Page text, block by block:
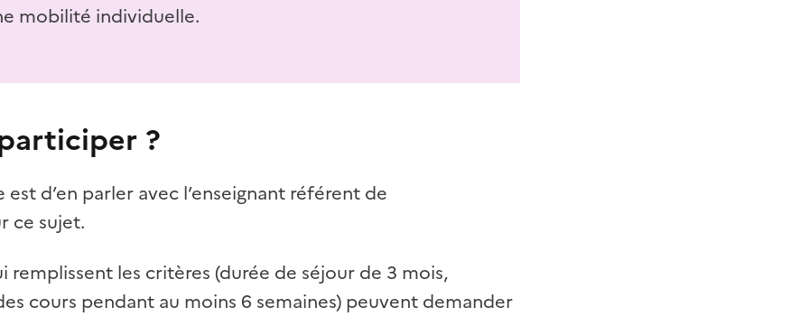
mobilité individuelle.
?
d’en parler avec l’enseignant référent de
ce sujet.
remplissent les critères (durée de séjour de 3 mois,
cours pendant au moins 6 semaines) peuvent demander